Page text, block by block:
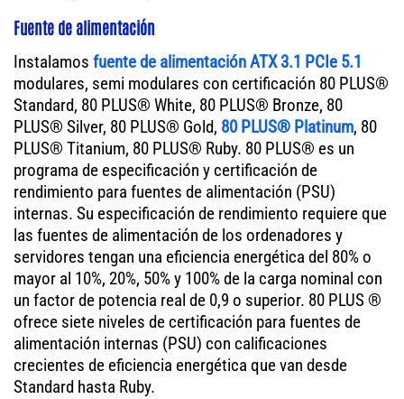
Fuente de alimentación
Instalamos fuente de alimentación ATX 3.1 PCIe 5.1
modulares, semi modulares con certificación 80 PLUS®
Standard, 80 PLUS® White, 80 PLUS® Bronze, 80
PLUS® Silver, 80 PLUS® Gold, 80 PLUS® Platinum, 80
PLUS® Titanium, 80 PLUS® Ruby. 80 PLUS® es un
programa de especificación y certificación de
rendimiento para fuentes de alimentación (PSU)
internas. Su especificación de rendimiento requiere que
las fuentes de alimentación de los ordenadores y
servidores tengan una eficiencia energética del 80% o
mayor al 10%, 20%, 50% y 100% de la carga nominal con
un factor de potencia real de 0,9 o superior. 80 PLUS ®
ofrece siete niveles de certificación para fuentes de
alimentación internas (PSU) con calificaciones
crecientes de eficiencia energética que van desde
Standard hasta Ruby.